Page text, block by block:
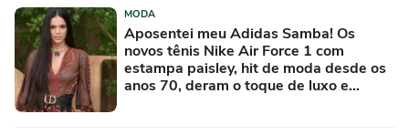
MODA
Aposentei meu Adidas Samba! Os
novos tênis Nike Air Force 1 com
estampa paisley, hit de moda desde os
anos 70, deram o toque de luxo e